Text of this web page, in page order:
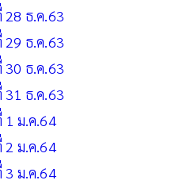
28 ธ.ค.63
29 ธ.ค.63
30 ธ.ค.63
31 ธ.ค.63
1 ม.ค.64
2 ม.ค.64
3 ม.ค.64